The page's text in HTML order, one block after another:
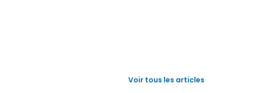
Voir tous les articles